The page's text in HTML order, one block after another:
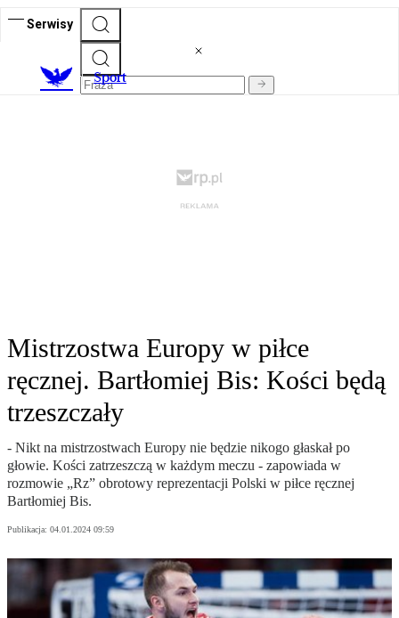
Serwisy
Sport
Mistrzostwa Europy w piłce
ręcznej. Bartłomiej Bis: Kości będą
trzeszczały
- Nikt na mistrzostwach Europy nie będzie nikogo głaskał po
głowie. Kości zatrzeszczą w każdym meczu - zapowiada w
rozmowie „Rz” obrotowy reprezentacji Polski w piłce ręcznej
Bartłomiej Bis.
Publikacja: 04.01.2024 09:59